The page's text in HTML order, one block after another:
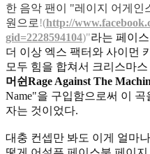
한 음악 팬이 "레이지 어게인
원으로 !(http://
gid=2228594104)"라는 페이
더 이상 엑스 팩터와 사이먼
모두 힘을 합쳐서 크리스마스
머쉰Rage Against The
Name"을 구입함으로써 이
자는 것이었다.
대충 컨셉만 봐도 이게 얼마